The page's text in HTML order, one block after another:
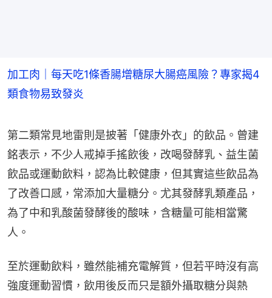
加工肉｜每天吃1條香腸增糖尿大腸癌風險？專家揭4
類食物易致發炎
第二類常見地雷則是披著「健康外衣」的飲品。曾建
銘表示，不少人戒掉手搖飲後，改喝發酵乳、益生菌
飲品或運動飲料，認為比較健康，但其實這些飲品為
了改善口感，常添加大量糖分。尤其發酵乳類產品，
為了中和乳酸菌發酵後的酸味，含糖量可能相當驚
人。
至於運動飲料，雖然能補充電解質，但若平時沒有高
強度運動習慣，飲用後反而只是額外攝取糖分與熱